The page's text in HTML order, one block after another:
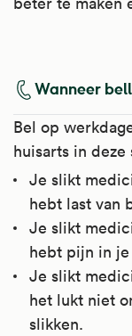
de botten.
Artsen
kanker
grote kans
bij te veel
kanker en
kanker.
Wanneer
Bel op
huisarts in deze
Je slikt
hebt last van
Je slikt
hebt pijn in je
Je slikt
het lukt niet
slikken.